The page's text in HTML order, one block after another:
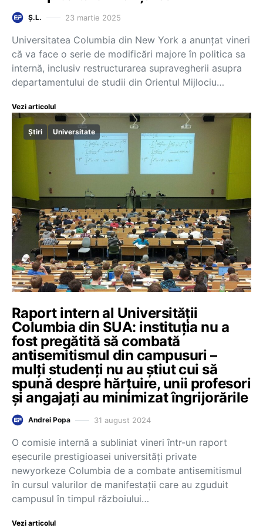
Ș.L. 23 martie 2025
Universitatea Columbia din New York a anunțat vineri
că va face o serie de modificări majore în politica sa
internă, inclusiv restructurarea supravegherii asupra
departamentului de studii din Orientul Mijlociu…
Vezi articolul
Știri Universitate
Raport intern al Universității
Columbia din SUA: instituția nu a
fost pregătită să combată
antisemitismul din campusuri –
mulți studenți nu au știut cui să
spună despre hărțuire, unii profesori
și angajați au minimizat îngrijorările
Andrei Popa 31 august 2024
O comisie internă a subliniat vineri într-un raport
eşecurile prestigioasei universităţi private
newyorkeze Columbia de a combate antisemitismul
în cursul valurilor de manifestaţii care au zguduit
campusul în timpul războiului…
Vezi articolul